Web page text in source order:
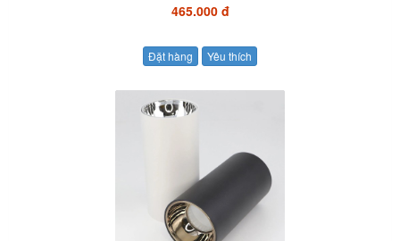
465.000 đ
Đặt hàng Yêu thích